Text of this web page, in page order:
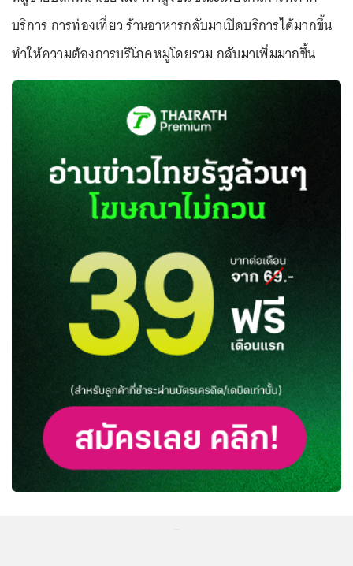
บริการ การท่องเที่ยว ร้านอาหารกลับมาเปิดบริการได้มากขึ้น
ทำให้ความต้องการบริโภคหมูโดยรวม กลับมาเพิ่มมากขึ้น